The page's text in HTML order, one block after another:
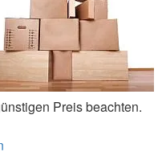
Preis beachten.